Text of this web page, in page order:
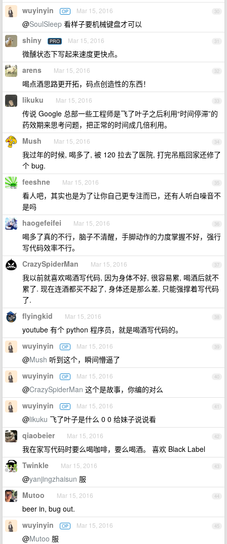
30
wuyinyin OP Mar 15, 2016
@SoulSleep 看样子要机械键盘才可以
31
shiny PRO Mar 15, 2016
微醺状态下写起来速度更快点。
32
arens Mar 15, 2016
喝点酒思路更开拓，码点创造性的东西！
33
likuku Mar 15, 2016
传说 Google 总部一些工程师是飞了叶子之后利用“时间停滞”的
药效期来思考问题，把正常的时间成几倍利用。
34
Mush Mar 15, 2016
我过年的时候, 喝多了, 被 120 拉去了医院, 打完吊瓶回家还修了
个 bug.
35
feeshne Mar 15, 2016
看人吧，其实也是为了让你自己更专注而已，还有人听白噪音不
是吗
36
haogefeifei Mar 15, 2016
喝多了真的不行，脑子不清醒，手脚动作的力度掌握不好，强行
写代码效率不行。
37
CrazySpiderMan Mar 15, 2016
我以前就喜欢喝酒写代码, 因为身体不好, 很容易累, 喝酒后就不
累了. 现在连酒都买不起了, 身体还是那么差, 只能强撑着写代码
了.
38
flyingkid Mar 15, 2016
youtube 有个 python 程序员，就是喝酒写代码的。
39
wuyinyin OP Mar 15, 2016
@Mush 听到这个，瞬间懵逼了
40
wuyinyin OP Mar 15, 2016
@CrazySpiderMan 这个是故事，你编的对么
41
wuyinyin OP Mar 15, 2016
@likuku 飞了叶子是什么 0 0 给妹子说说看
42
qiaobeier Mar 15, 2016
我在家写代码时要么喝咖啡，要么喝酒。 喜欢 Black Label
43
Twinkle Mar 15, 2016
@yanjingzhaisun 服
44
Mutoo Mar 15, 2016
beer in, bug out.
45
wuyinyin OP Mar 15, 2016
@Mutoo 服